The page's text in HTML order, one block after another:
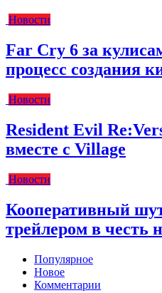
Новости
Far Cry 6 за
процесс создания
Новости
Resident Evil
вместе с Village
Новости
Кооперативный
трейлером в честь
Популярное
Новое
Комментарии